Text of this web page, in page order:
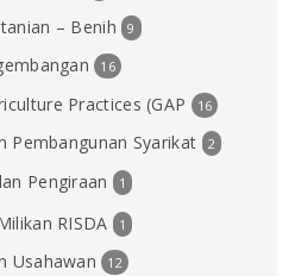
– Benih 9
16
Practices (GAP 16
Pembangunan Syarikat 2
Pengiraan 1
RISDA 1
Usahawan 12